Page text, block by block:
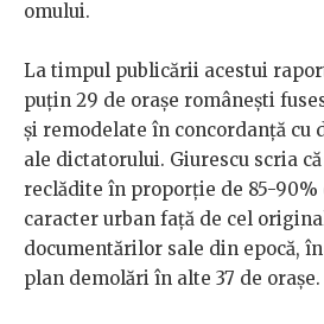
omului.
La timpul publicării acestui
puțin 29 de orașe românești
și remodelate în concordanță cu
ale dictatorului. Giurescu scria
reclădite în proporție de 85-90%
caracter urban față de cel
documentărilor sale din epocă,
plan demolări în alte 37 de orașe.